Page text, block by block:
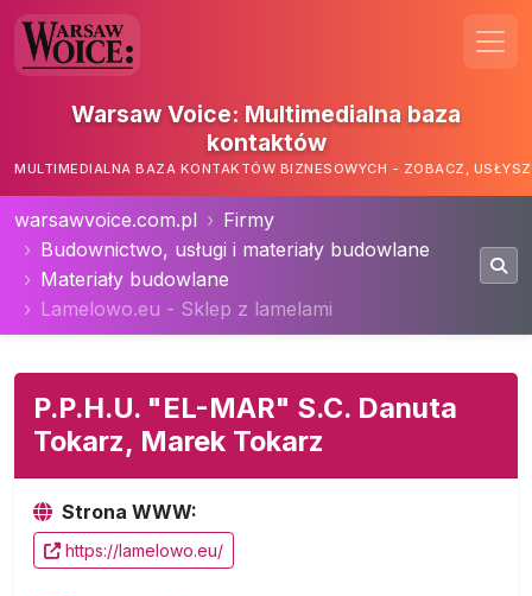
Warsaw Voice: Multimedialna baza
kontaktów
MULTIMEDIALNA BAZA KONTAKTÓW BIZNESOWYCH - ZOBACZ,
warsawvoice.com.pl
Firmy
Budownictwo, usługi i materiały budowlane
Materiały budowlane
Lamelowo.eu - Sklep z lamelami
P.P.H.U. "EL-MAR" S.C. Danuta
Tokarz, Marek Tokarz
Strona WWW:
https://lamelowo.eu/